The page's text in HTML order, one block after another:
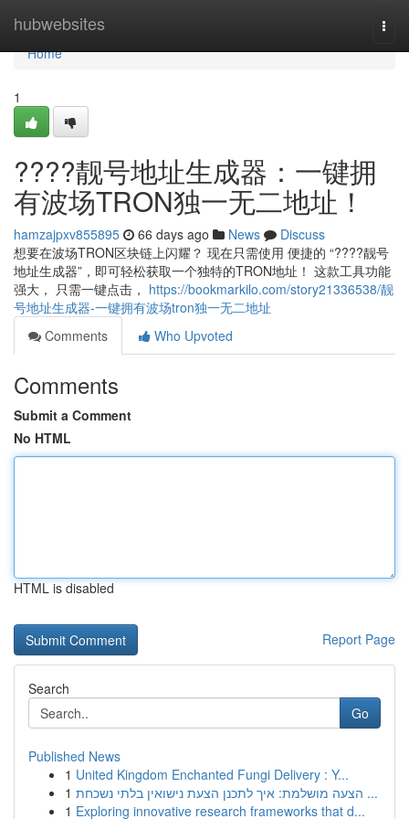
hubwebsites
Home
Home
1
????靓号地址生成器：一键拥
有波场TRON独一无二地址！
hamzajpxv855895 66 days ago News
Discuss
想要在波场TRON区块链上闪耀？ 现在只需使用 便捷的 “????靓号
地址生成器”，即可轻松获取一个独特的TRON地址！ 这款工具功能
强大， 只需一键点击， https://bookmarkilo.com/story21336538/靓
号地址生成器-一键拥有波场tron独一无二地址
Comments
Who Upvoted
Comments
Submit a Comment
No HTML
HTML is disabled
Report Page
Search
Go
Published News
1 United Kingdom Enchanted Fungi Delivery : Y...
1
הצעה מושלמת: איך לתכנן הצעת נישואין בלתי נשכחת ...
1 Exploring innovative research frameworks that d...